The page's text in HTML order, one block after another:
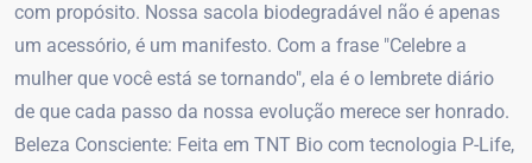
com propósito. Nossa sacola biodegradável não é apenas
um acessório, é um manifesto. Com a frase "Celebre a
mulher que você está se tornando", ela é o lembrete diário
de que cada passo da nossa evolução merece ser honrado.
Beleza Consciente: Feita em TNT Bio com tecnologia P-Life,